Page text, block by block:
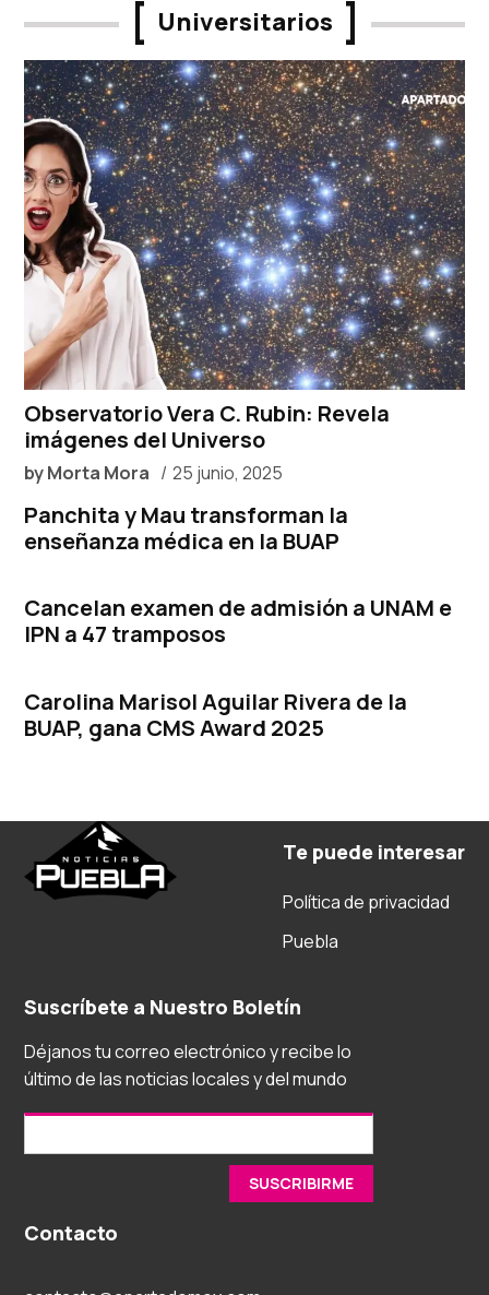
Universitarios
Observatorio Vera C. Rubin: Revela
imágenes del Universo
byMorta Mora 25 junio, 2025
Panchita y Mau transforman la
enseñanza médica en la BUAP
Cancelan examen de admisión a UNAM e
IPN a 47 tramposos
Carolina Marisol Aguilar Rivera de la
BUAP, gana CMS Award 2025
Te puede interesar
Política de privacidad
Puebla
Suscríbete a Nuestro Boletín
Déjanos tu correo electrónico y recibe lo
último de las noticias locales y del mundo
Contacto